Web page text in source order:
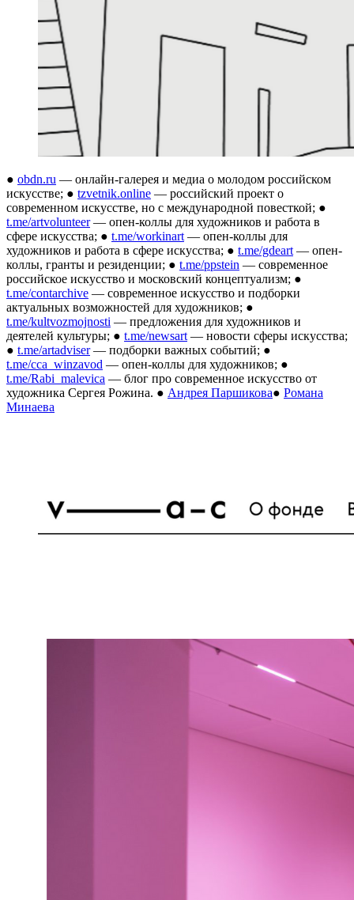
● obdn.ru — онлайн-галерея и медиа о молодом российском
искусстве; ● tzvetnik.online — российский проект о
современном искусстве, но с международной повесткой; ●
t.me/artvolunteer— опен-коллы для художников и работа в
сфере искусства; ● t.me/workinart — опен-коллы для
художников и работа в сфере искусства; ● t.me/gdeart — опен-
коллы, гранты и резиденции; ● t.me/ppstein — современное
российское искусство и московский концептуализм; ●
t.me/contarchive — современное искусство и подборки
актуальных возможностей для художников; ●
t.me/kultvozmojnosti — предложения для художников и
деятелей культуры; ● t.me/newsart — новости сферы искусства;
● t.me/artadviser— подборки важных событий; ●
t.me/cca_winzavod — опен-коллы для художников; ●
t.me/Rabi_malevica — блог про современное искусство от
художника Сергея Рожина. ● Андрея Паршикова● Романа
Минаева